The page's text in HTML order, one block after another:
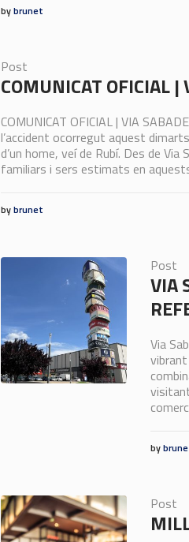
bybrunet
Post
COMUNICAT OFICIAL |
COMUNICAT OFICIAL | VIA
l’accident ocorregut aquest
d’un home, veí de Rubí. Des de
familiars i sers estimats en
bybrunet
Post
VIA
Via
vibrant
by
Post